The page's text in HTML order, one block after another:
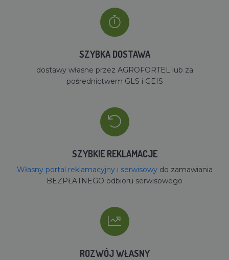
SZYBKA DOSTAWA
dostawy własne przez AGROFORTEL lub za
pośrednictwem GLS i GEIS
SZYBKIE REKLAMACJE
Własny portal reklamacyjny i serwisowydo zamawiania
BEZPŁATNEGO odbioru serwisowego
ROZWÓJ WŁASNY